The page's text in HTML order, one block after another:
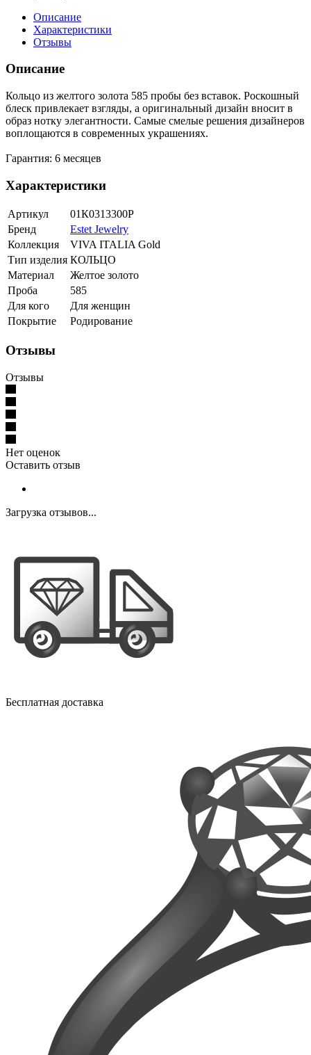
Описание
Характеристики
Отзывы
Описание
Кольцо из желтого золота 585 пробы без вставок. Роскошный
блеск привлекает взгляды, а оригинальный дизайн вносит в
образ нотку элегантности. Самые смелые решения дизайнеров
воплощаются в современных украшениях.
Гарантия: 6 месяцев
Характеристики
Артикул
01К0313300Р
Бренд
Estet Jewelry
Коллекция
VIVA ITALIA Gold
Тип изделия КОЛЬЦО
Материал
Желтое золото
Проба
585
Для кого
Для женщин
Покрытие
Родирование
Отзывы
Отзывы
Нет оценок
Оставить отзыв
Загрузка отзывов...
Бесплатная доставка